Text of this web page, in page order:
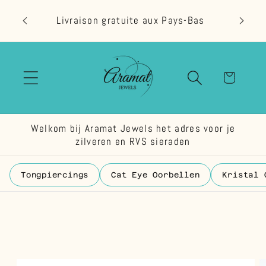
passer
contenu
Livraison gratuite aux Pays-Bas
Panier
Welkom bij Aramat Jewels het adres voor je
zilveren en RVS sieraden
Tongpiercings Cat Eye Oorbellen Kristal